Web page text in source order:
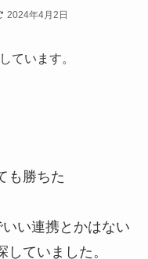
2024年4月2日
ています。
も勝ちた
い連携とかはない
ていました。